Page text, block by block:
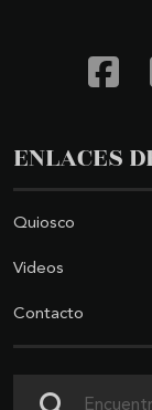
ENLACES
Quiosco
Videos
Contacto